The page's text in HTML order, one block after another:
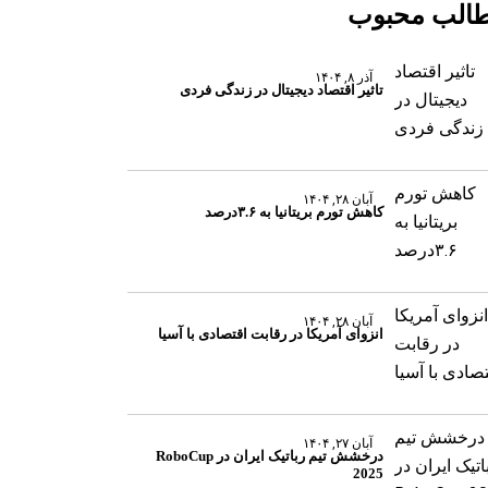
محبوب
آذر ۸, ۱۴۰۴
تاثیر اقتصاد دیجیتال در زندگی فردی
آبان ۲۸, ۱۴۰۴
کاهش تورم بریتانیا به ۳.۶درصد
آبان ۲۸, ۱۴۰۴
انزوای آمریکا در رقابت اقتصادی با آسیا
آبان ۲۷, ۱۴۰۴
درخشش تیم رباتیک ایران در RoboCup
2025